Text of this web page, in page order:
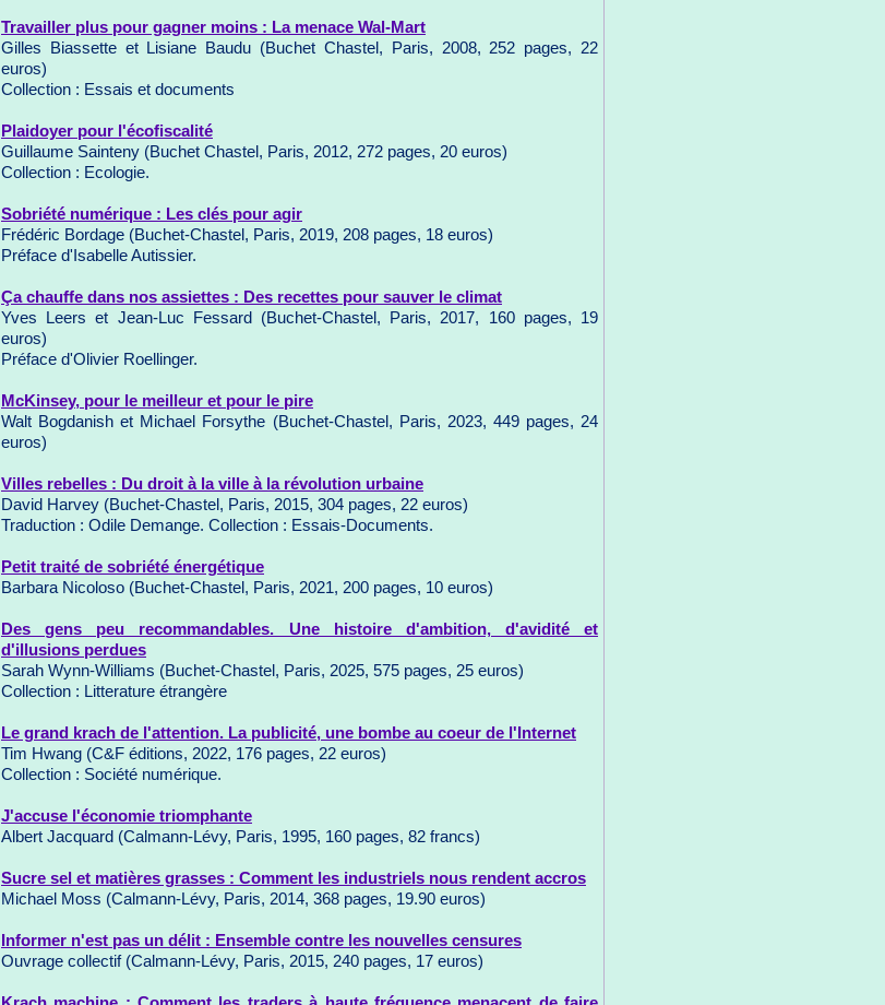
Travailler plus pour gagner moins : La menace Wal-Mart
Gilles Biassette et Lisiane Baudu (Buchet Chastel, Paris, 2008, 252 pages, 22
euros)
Collection : Essais et documents
Plaidoyer pour l'écofiscalité
Guillaume Sainteny (Buchet Chastel, Paris, 2012, 272 pages, 20 euros)
Collection : Ecologie.
Sobriété numérique : Les clés pour agir
Frédéric Bordage (Buchet-Chastel, Paris, 2019, 208 pages, 18 euros)
Préface d'Isabelle Autissier.
Ça chauffe dans nos assiettes : Des recettes pour sauver le climat
Yves Leers et Jean-Luc Fessard (Buchet-Chastel, Paris, 2017, 160 pages, 19
euros)
Préface d'Olivier Roellinger.
McKinsey, pour le meilleur et pour le pire
Walt Bogdanish et Michael Forsythe (Buchet-Chastel, Paris, 2023, 449 pages, 24
euros)
Villes rebelles : Du droit à la ville à la révolution urbaine
David Harvey (Buchet-Chastel, Paris, 2015, 304 pages, 22 euros)
Traduction : Odile Demange. Collection : Essais-Documents.
Petit traité de sobriété énergétique
Barbara Nicoloso (Buchet-Chastel, Paris, 2021, 200 pages, 10 euros)
Des gens peu recommandables. Une histoire d'ambition, d'avidité et
d'illusions perdues
Sarah Wynn-Williams (Buchet-Chastel, Paris, 2025, 575 pages, 25 euros)
Collection : Litterature étrangère
Le grand krach de l'attention. La publicité, une bombe au coeur de l'Internet
Tim Hwang (C&F éditions, 2022, 176 pages, 22 euros)
Collection : Société numérique.
J'accuse l'économie triomphante
Albert Jacquard (Calmann-Lévy, Paris, 1995, 160 pages, 82 francs)
Sucre sel et matières grasses : Comment les industriels nous rendent accros
Michael Moss (Calmann-Lévy, Paris, 2014, 368 pages, 19.90 euros)
Informer n'est pas un délit : Ensemble contre les nouvelles censures
Ouvrage collectif (Calmann-Lévy, Paris, 2015, 240 pages, 17 euros)